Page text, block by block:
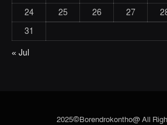
24
25 26 27
31
« Jul
2025©Borendrokontho@ All